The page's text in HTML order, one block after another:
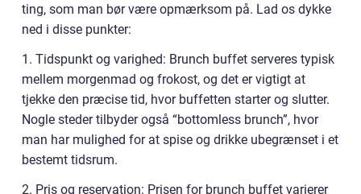
ting, som man bør være opmærksom på. Lad os dykke
ned i disse punkter:
1. Tidspunkt og varighed: Brunch buffet serveres typisk
mellem morgenmad og frokost, og det er vigtigt at
tjekke den præcise tid, hvor buffetten starter og slutter.
Nogle steder tilbyder også “bottomless brunch”, hvor
man har mulighed for at spise og drikke ubegrænset i et
bestemt tidsrum.
2. Pris og reservation: Prisen for brunch buffet varierer